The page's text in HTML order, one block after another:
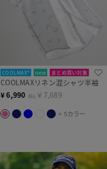
COOLMAX® new まとめ買い対象
COOLMAXリネン混シャツ半袖
¥6,990 税込 ￥7,689
+ 5カラー